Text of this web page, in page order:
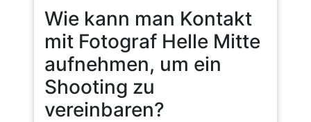
Wie kann man Kontakt
mit Fotograf Helle Mitte
aufnehmen, um ein
Shooting zu
vereinbaren?